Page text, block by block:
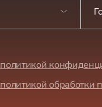
политикой
политикой обработки